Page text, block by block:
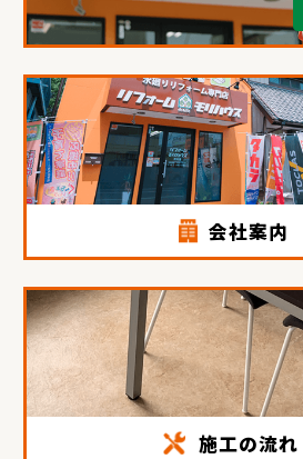
会社案内
施工の流れ